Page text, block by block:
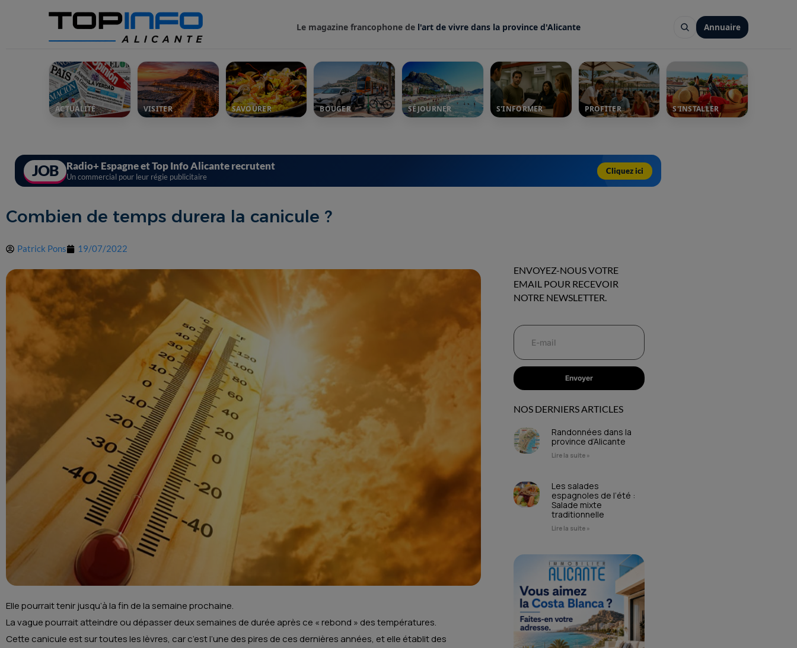
Le magazine francophone de l'art de vivre dans la province d'Alicante Annuaire
ACTUALITÉ VISITER SAVOURER BOUGER SÉJOURNER S'INFORMER PROFITER S'INSTALLER
JOB Radio+ Espagne et Top Info Alicante recrutent
Un commercial pour leur régie publicitaire
Cliquez ici
Combien de temps durera la canicule ?
Patrick Pons 19/07/2022
Elle pourrait tenir jusqu’à la fin de la semaine prochaine.
La vague pourrait atteindre ou dépasser deux semaines de durée après ce « rebond » des températures.
Cette canicule est sur toutes les lèvres, car c’est l’une des pires de ces dernières années, et elle établit des
ENVOYEZ-NOUS VOTRE
EMAIL POUR RECEVOIR
NOTRE NEWSLETTER.
Envoyer
NOS DERNIERS ARTICLES
Randonnées dans la
province d’Alicante
Lire la suite »
Les salades
espagnoles de l’été :
Salade mixte
traditionnelle
Lire la suite »